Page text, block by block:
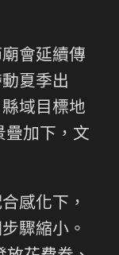
會延續傳
夏季出
域目標地
疊加下，文
感化下，
驟縮小。